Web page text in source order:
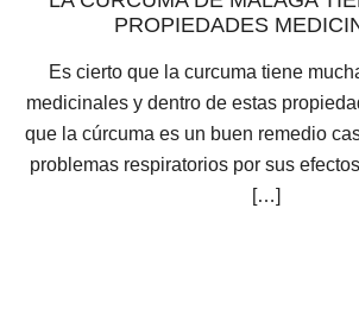
PROPIEDADES
Es cierto que la curcuma tiene
medicinales y dentro de estas
que la cúrcuma es un buen remedio
problemas respiratorios por sus
[…]